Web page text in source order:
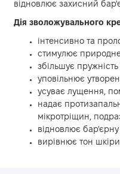
відновлює захисний
Дія зволожувального
інтенсивно та
стимулює
збільшує
уповільнює
усуває лущення,
надає
мікротріщин,
відновлює
вирівнює тон